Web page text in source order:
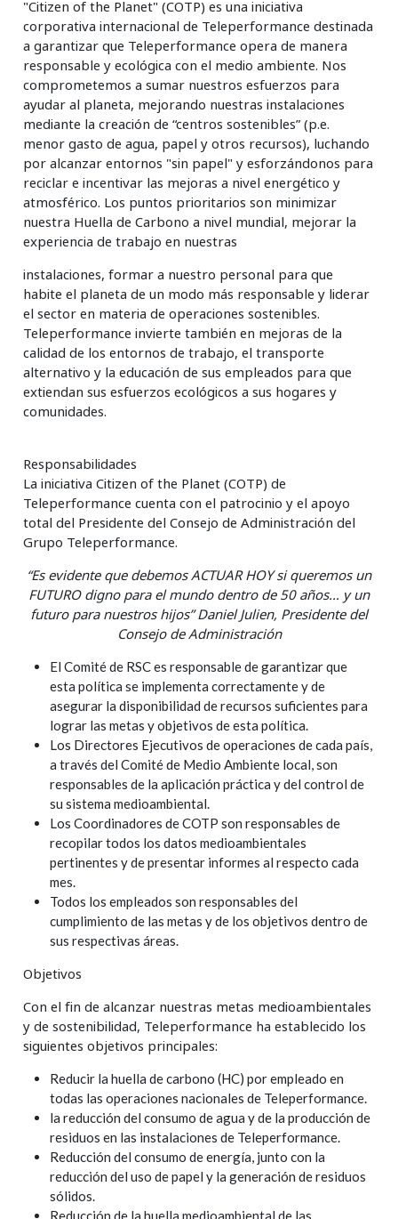
"Citizen of the Planet" (COTP) es una iniciativa
corporativa internacional de Teleperformance destinada
a garantizar que Teleperformance opera de manera
responsable y ecológica con el medio ambiente. Nos
comprometemos a sumar nuestros esfuerzos para
ayudar al planeta, mejorando nuestras instalaciones
mediante la creación de “centros sostenibles” (p.e.
menor gasto de agua, papel y otros recursos), luchando
por alcanzar entornos "sin papel" y esforzándonos para
reciclar e incentivar las mejoras a nivel energético y
atmosférico. Los puntos prioritarios son minimizar
nuestra Huella de Carbono a nivel mundial, mejorar la
experiencia de trabajo en nuestras
instalaciones, formar a nuestro personal para que
habite el planeta de un modo más responsable y liderar
el sector en materia de operaciones sostenibles.
Teleperformance invierte también en mejoras de la
calidad de los entornos de trabajo, el transporte
alternativo y la educación de sus empleados para que
extiendan sus esfuerzos ecológicos a sus hogares y
comunidades.
Responsabilidades
La iniciativa Citizen of the Planet (COTP) de
Teleperformance cuenta con el patrocinio y el apoyo
total del Presidente del Consejo de Administración del
Grupo Teleperformance.
“Es evidente que debemos ACTUAR HOY si queremos un
FUTURO digno para el mundo dentro de 50 años… y un
futuro para nuestros hijos” Daniel Julien, Presidente del
Consejo de Administración
El Comité de RSC es responsable de garantizar que
esta política se implementa correctamente y de
asegurar la disponibilidad de recursos suficientes para
lograr las metas y objetivos de esta política.
Los Directores Ejecutivos de operaciones de cada país,
a través del Comité de Medio Ambiente local, son
responsables de la aplicación práctica y del control de
su sistema medioambiental.
Los Coordinadores de COTP son responsables de
recopilar todos los datos medioambientales
pertinentes y de presentar informes al respecto cada
mes.
Todos los empleados son responsables del
cumplimiento de las metas y de los objetivos dentro de
sus respectivas áreas.
Objetivos
Con el fin de alcanzar nuestras metas medioambientales
y de sostenibilidad, Teleperformance ha establecido los
siguientes objetivos principales:
Reducir la huella de carbono (HC) por empleado en
todas las operaciones nacionales de Teleperformance.
la reducción del consumo de agua y de la producción de
residuos en las instalaciones de Teleperformance.
Reducción del consumo de energía, junto con la
reducción del uso de papel y la generación de residuos
sólidos.
Reducción de la huella medioambiental de las